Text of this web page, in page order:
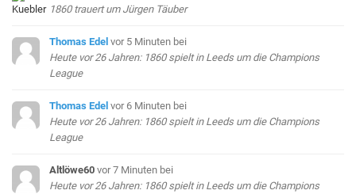
1860 trauert um Jürgen Täuber
Thomas Edel vor 5 Minuten bei
Heute vor 26 Jahren: 1860 spielt in Leeds um die Champions
League
Thomas Edel vor 6 Minuten bei
Heute vor 26 Jahren: 1860 spielt in Leeds um die Champions
League
Altlöwe60 vor 7 Minuten bei
Heute vor 26 Jahren: 1860 spielt in Leeds um die Champions